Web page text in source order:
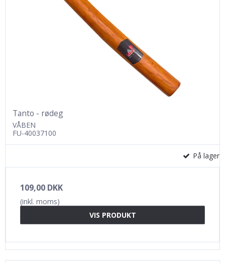
Tanto - rødeg
VÅBEN
FU-40037100
På lager
109,00 DKK
(inkl. moms)
VIS PRODUKT